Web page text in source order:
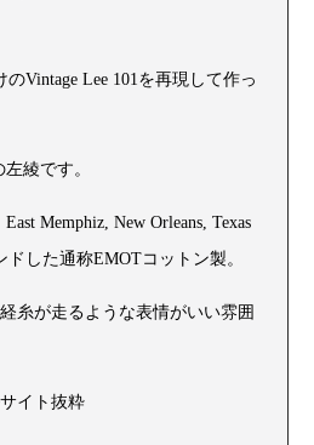
Vintage Lee 101を再現して作っ
綾です。
Memphiz, New Orleans, Texas
した通称EMOTコットン製。
糸が走るような表情がいい雰囲
イト抜粋